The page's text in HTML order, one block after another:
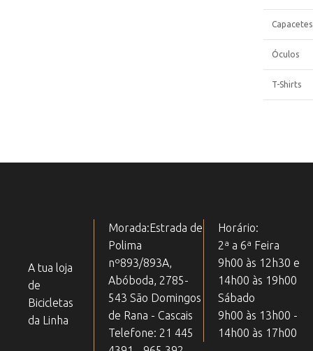
Capacetes
Óculos
T-Shirts
A tua loja
de
Bicicletas
da Linha
Horário:
2ª a 6ª Feira
9h00 às 12h30 e
14h00 às 19h00
Sábado
9h00 às 13h00 -
14h00 às 17h00
Morada:Estrada de
Polima
nº893/893A,
Abóboda, 2785-
543 São Domingos
de Rana - Cascais
Telefone: 21 445